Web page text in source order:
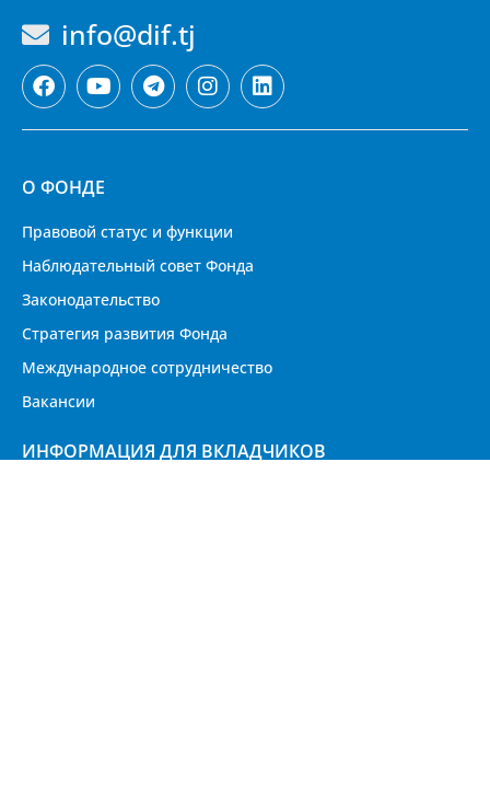
info@dif.tj
О ФОНДЕ
Правовой статус и функции
Наблюдательный совет Фонда
Законодательство
Стратегия развития Фонда
Международное сотрудничество
Вакансии
ИНФОРМАЦИЯ ДЛЯ ВКЛАДЧИКОВ